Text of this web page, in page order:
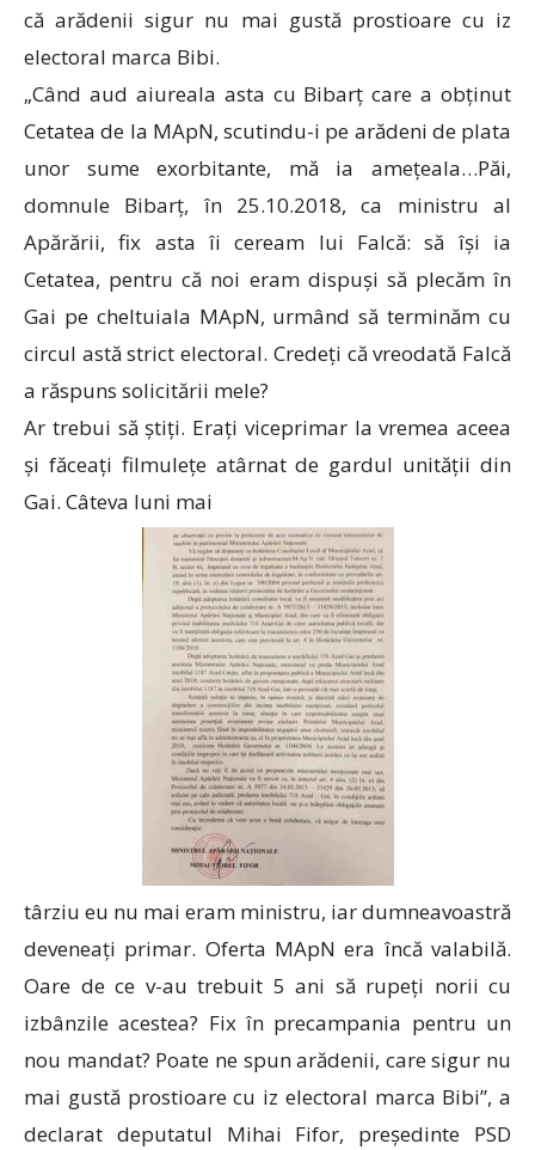
că arădenii sigur nu mai gustă prostioare cu iz
electoral marca Bibi.
„Când aud aiureala asta cu Bibarț care a obținut
Cetatea de la MApN, scutindu-i pe arădeni de plata
unor sume exorbitante, mă ia amețeala…Păi,
domnule Bibarț, în 25.10.2018, ca ministru al
Apărării, fix asta îi ceream lui Falcă: să își ia
Cetatea, pentru că noi eram dispuși să plecăm în
Gai pe cheltuiala MApN, urmând să terminăm cu
circul astă strict electoral. Credeți că vreodată Falcă
a răspuns solicitării mele?
Ar trebui să știți. Erați viceprimar la vremea aceea
și făceați filmulețe atârnat de gardul unității din
Gai. Câteva luni mai
târziu eu nu mai eram ministru, iar dumneavoastră
deveneați primar. Oferta MApN era încă valabilă.
Oare de ce v-au trebuit 5 ani să rupeți norii cu
izbânzile acestea? Fix în precampania pentru un
nou mandat? Poate ne spun arădenii, care sigur nu
mai gustă prostioare cu iz electoral marca Bibi”, a
declarat deputatul Mihai Fifor, președinte PSD